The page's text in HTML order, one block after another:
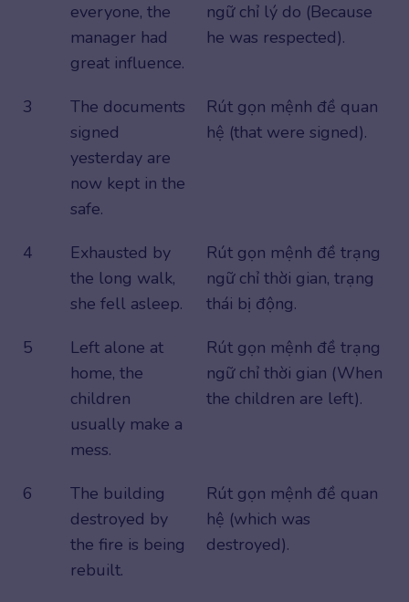
everyone, the
manager had
great influence.
ngữ chỉ lý do (Because
he was respected).
3
The documents
signed
yesterday are
now kept in the
safe.
Rút gọn mệnh đề quan
hệ (that were signed).
4
Exhausted by
the long walk,
she fell asleep.
Rút gọn mệnh đề trạng
ngữ chỉ thời gian, trạng
thái bị động.
5
Left alone at
home, the
children
usually make a
mess.
Rút gọn mệnh đề trạng
ngữ chỉ thời gian (When
the children are left).
6
The building
destroyed by
the fire is being
rebuilt.
Rút gọn mệnh đề quan
hệ (which was
destroyed).